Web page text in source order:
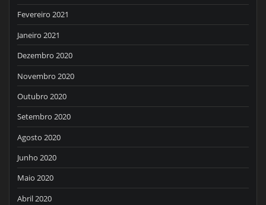
Fevereiro 2021
Janeiro 2021
Dezembro 2020
Novembro 2020
Outubro 2020
Setembro 2020
Agosto 2020
Junho 2020
Maio 2020
Abril 2020